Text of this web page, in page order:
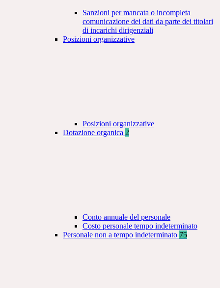
Sanzioni per mancata o incompleta
comunicazione dei dati da parte dei titolari
di incarichi dirigenziali
Posizioni organizzative
Posizioni organizzative
Dotazione organica 2
Conto annuale del personale
Costo personale tempo indeterminato
Personale non a tempo indeterminato 75